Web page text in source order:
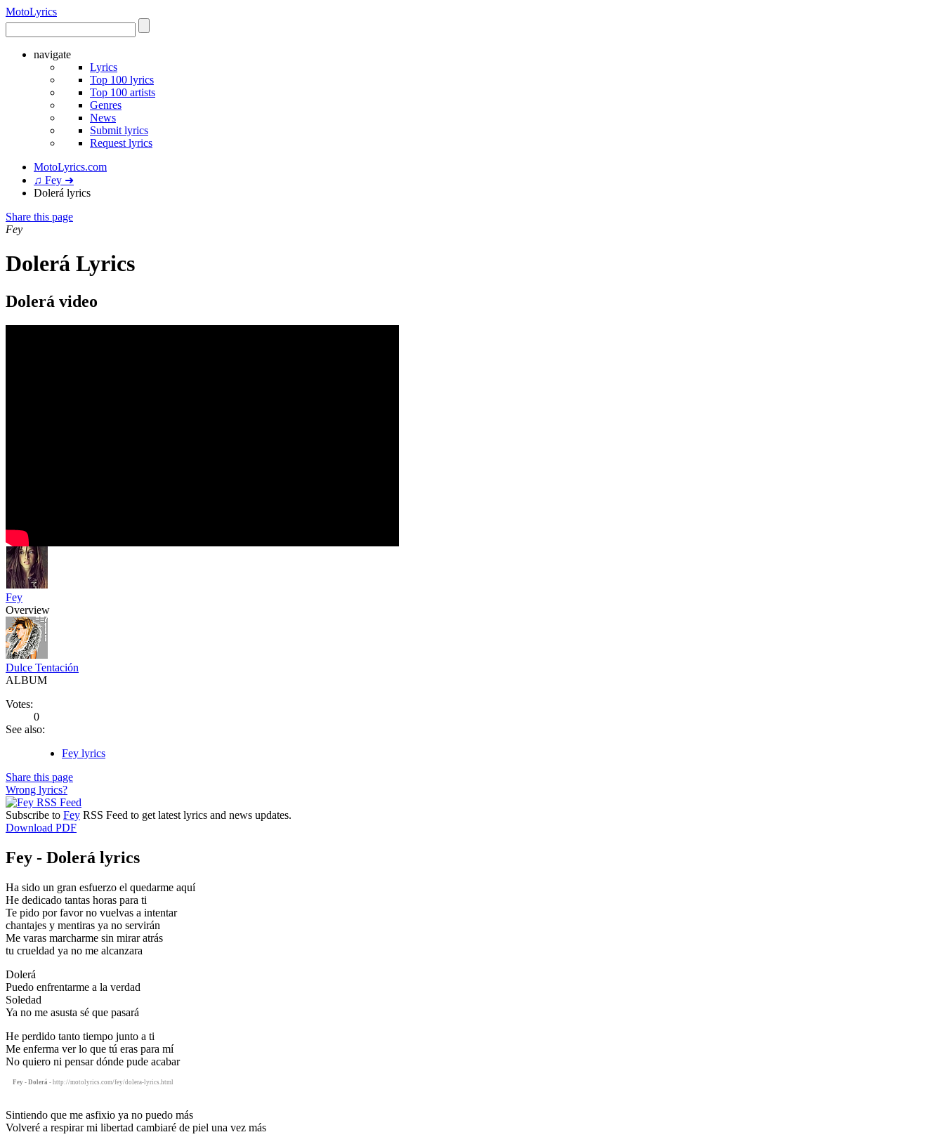
MotoLyrics
navigate
Lyrics
Top 100 lyrics
Top 100 artists
Genres
News
Submit lyrics
Request lyrics
MotoLyrics.com
♫ Fey ➜
Dolerá lyrics
Share this page
Fey
Dolerá Lyrics
Dolerá video
Fey
Overview
Dulce Tentación
ALBUM
Votes:
0
See also:
Fey lyrics
Share this page
Wrong lyrics?
Subscribe to Fey RSS Feed to get latest lyrics and news updates.
Download PDF
Fey - Dolerá lyrics
Ha sido un gran esfuerzo el quedarme aquí
He dedicado tantas horas para ti
Te pido por favor no vuelvas a intentar
chantajes y mentiras ya no servirán
Me varas marcharme sin mirar atrás
tu crueldad ya no me alcanzara
Dolerá
Puedo enfrentarme a la verdad
Soledad
Ya no me asusta sé que pasará
He perdido tanto tiempo junto a ti
Me enferma ver lo que tú eras para mí
No quiero ni pensar dónde pude acabar
Fey - Dolerá - http://motolyrics.com/fey/dolera-lyrics.html
Sintiendo que me asfixio ya no puedo más
Volveré a respirar mi libertad cambiaré de piel una vez más